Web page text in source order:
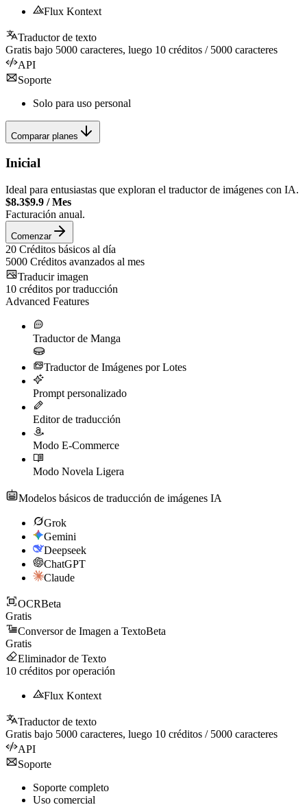
Flux Kontext
Traductor de texto
Gratis bajo 5000 caracteres, luego 10 créditos / 5000 caracteres
API
Soporte
Solo para uso personal
Comparar planes
Inicial
Ideal para entusiastas que exploran el traductor de imágenes con IA.
$8.3$9.9 /Mes
Facturación anual.
Comenzar
20 Créditos básicos al día
5000 Créditos avanzados al mes
Traducir imagen
10 créditos por traducción
Advanced Features
Traductor de Manga
Traductor de Imágenes por Lotes
Prompt personalizado
Editor de traducción
Modo E-Commerce
Modo Novela Ligera
Modelos básicos de traducción de imágenes IA
Grok
Gemini
Deepseek
ChatGPT
Claude
OCRBeta
Gratis
Conversor de Imagen a TextoBeta
Gratis
Eliminador de Texto
10 créditos por operación
Flux Kontext
Traductor de texto
Gratis bajo 5000 caracteres, luego 10 créditos / 5000 caracteres
API
Soporte
Soporte completo
Uso comercial